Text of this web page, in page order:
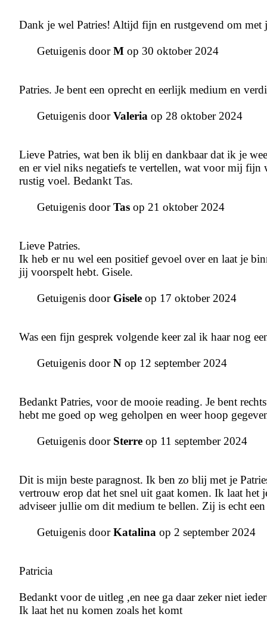
Dank je wel Patries! Altijd fijn en rustgevend om met
Getuigenis doorM op 30 oktober 2024
Patries. Je bent een oprecht en eerlijk medium en
Getuigenis doorValeria op 28 oktober 2024
Lieve Patries, wat ben ik blij en dankbaar dat ik je
en er viel niks negatiefs te vertellen, wat voor mij fijn
rustig voel. Bedankt Tas.
Getuigenis doorTas op 21 oktober 2024
Lieve Patries.
Ik heb er nu wel een positief gevoel over en laat je
jij voorspelt hebt. Gisele.
Getuigenis door Gisele op 17 oktober 2024
Was een fijn gesprek volgende keer zal ik haar nog
Getuigenis doorN op 12 september 2024
Bedankt Patries, voor de mooie reading. Je bent
hebt me goed op weg geholpen en weer hoop
Getuigenis door Sterre op 11 september 2024
Dit is mijn beste paragnost. Ik ben zo blij met je
vertrouw erop dat het snel uit gaat komen. Ik laat
adviseer jullie om dit medium te bellen. Zij is echt
Getuigenis doorKatalina op 2 september 2024
Patricia
Bedankt voor de uitleg ,en nee ga daar zeker niet
Ik laat het nu komen zoals het komt